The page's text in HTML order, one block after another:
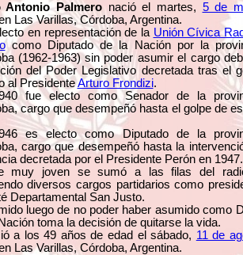
Antonio Palmero nació el martes, 5 de
Las Varillas, Córdoba, Argentina.
en representación de la Unión Cívica
como Diputado de la Nación por la
(1962-1963) sin poder asumir el cargo
del Poder Legislativo decretada tras el
al PresidenteArturo Frondizi.
fue electo como Senador de la
cargo que desempeñó hasta el golpe de
es electo como Diputado de la
cargo que desempeñó hasta la
decretada por el Presidente Perón en 1947.
muy joven se sumó a las filas del
diversos cargos partidarios como
Departamental San Justo.
luego de no poder haber asumido como
toma la decisión de quitarse la vida.
a los 49 años de edad el sábado, 11 de
Las Varillas, Córdoba, Argentina.